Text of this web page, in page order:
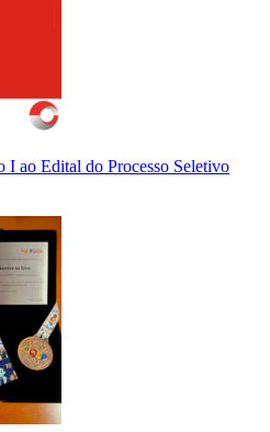
ao Edital do Processo Seletivo